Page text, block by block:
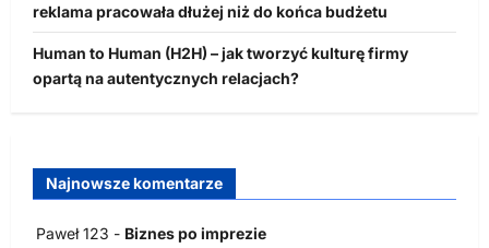
reklama pracowała dłużej niż do końca budżetu
Human to Human (H2H) – jak tworzyć kulturę firmy
opartą na autentycznych relacjach?
Najnowsze komentarze
Paweł 123 - Biznes po imprezie